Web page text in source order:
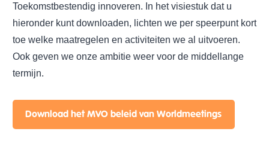
Toekomstbestendig innoveren. In het visiestuk dat u
hieronder kunt downloaden, lichten we per speerpunt kort
toe welke maatregelen en activiteiten we al uitvoeren.
Ook geven we onze ambitie weer voor de middellange
termijn.
Download het MVO beleid van Worldmeetings